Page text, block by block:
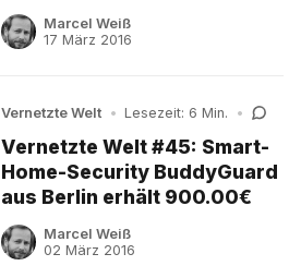
Marcel Weiß
17 März 2016
Vernetzte Welt • Lesezeit: 6 Min. •
Vernetzte Welt #45: Smart-
Home-Security BuddyGuard
aus Berlin erhält 900.00€
Marcel Weiß
02 März 2016